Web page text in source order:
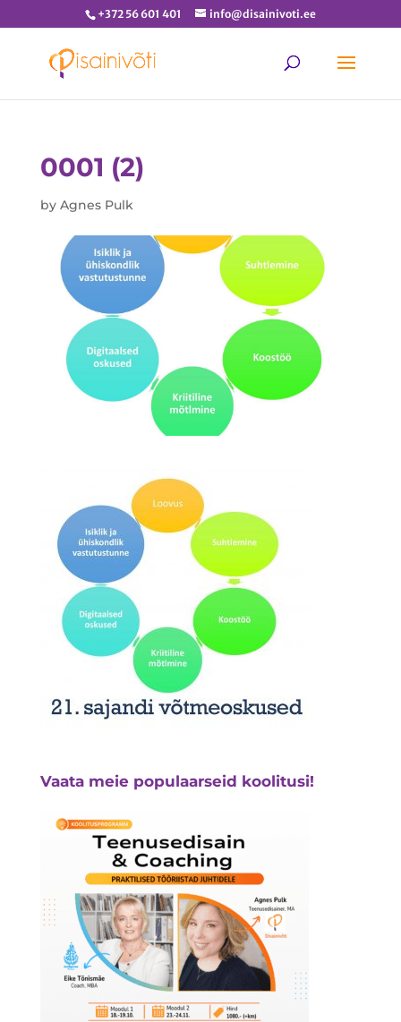
+372 56 601 401 info@disainivoti.ee
0001 (2)
by Agnes Pulk
Vaata meie populaarseid koolitusi!